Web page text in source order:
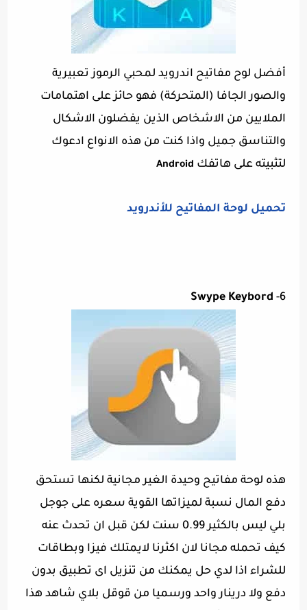
أفضل لوح مفاتيح اندرويد لمحبي الرموز تعبيرية
والصور الجافا (المتحركة) فهو حائز على اهتمامات
الملايين من الاشخاص الذين يفضلون الاشكال
والتناسق جميل واذا كنت من هذه الانواع ادعوك
لتثبيته على هاتفك Android
تحميل لوحة المفاتيح للأندرويد
6-
Swype Keybord
هذه لوحة مفاتيح وحيدة الغير مجانية لكنها تستحق
دفع المال نسبة لميزاتها القوية سعره على جوجل
بلي ليس بالكثير 0.99 سنت لكن قبل ان تحدث عنه
كيف تحمله مجانا لان اكثرنا لايمتلك فيزا وبطاقات
للشراء اذا لدي حل يمكنك من تنزيل اى تطبيق بدون
دفع ولا درينار واحد ورسميا من قوقل بلاي شاهد هذا